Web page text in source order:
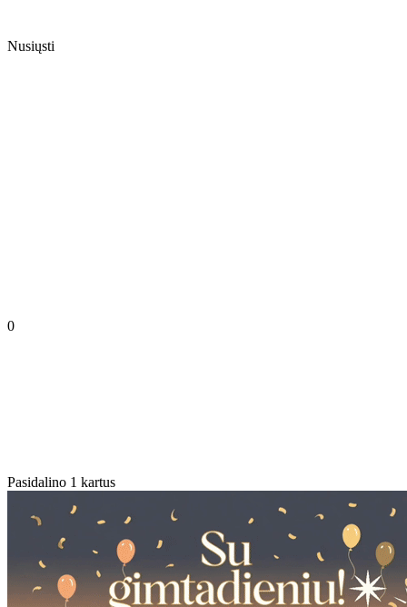
Nusiųsti
0
Pasidalino 1 kartus